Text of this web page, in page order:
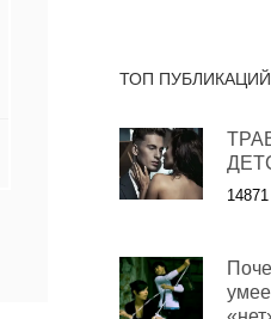
ТОП ПУБЛИКАЦИЙ